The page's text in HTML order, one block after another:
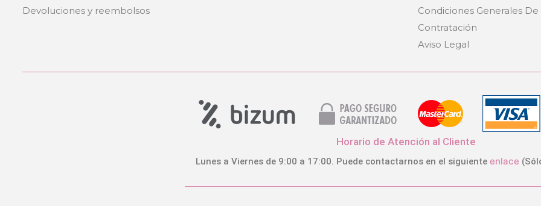
Devoluciones y reembolsos
Condiciones Generales De
Contratación
Aviso Legal
Horario de Atención al Cliente
Lunes a Viernes de 9:00 a 17:00. Puede contactarnos en el siguiente enlace